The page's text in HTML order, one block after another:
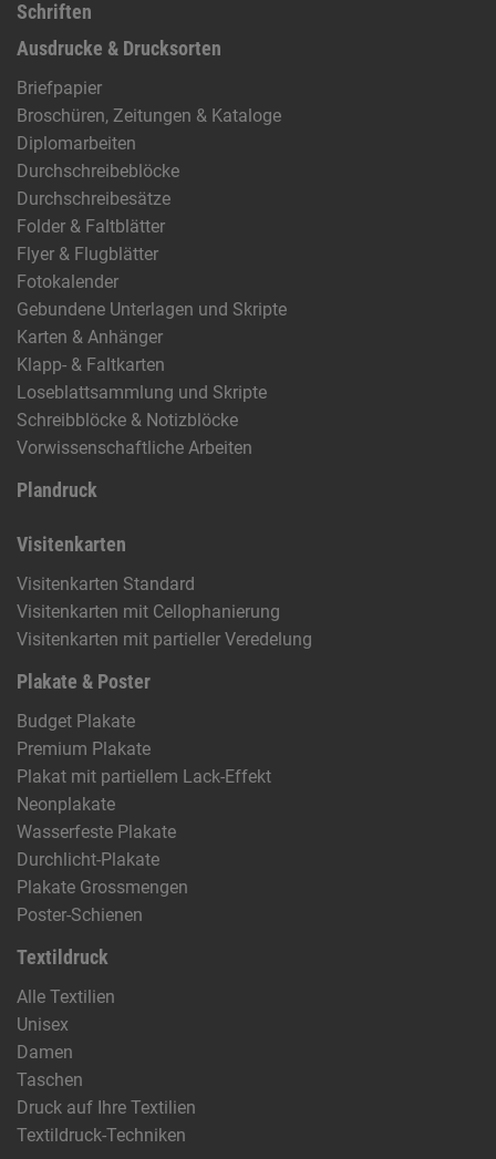
Schriften
Ausdrucke & Drucksorten
Briefpapier
Broschüren, Zeitungen & Kataloge
Diplomarbeiten
Durchschreibeblöcke
Durchschreibesätze
Folder & Faltblätter
Flyer & Flugblätter
Fotokalender
Gebundene Unterlagen und Skripte
Karten & Anhänger
Klapp- & Faltkarten
Loseblattsammlung und Skripte
Schreibblöcke & Notizblöcke
Vorwissenschaftliche Arbeiten
Plandruck
Visitenkarten
Visitenkarten Standard
Visitenkarten mit Cellophanierung
Visitenkarten mit partieller Veredelung
Plakate & Poster
Budget Plakate
Premium Plakate
Plakat mit partiellem Lack-Effekt
Neonplakate
Wasserfeste Plakate
Durchlicht-Plakate
Plakate Grossmengen
Poster-Schienen
Textildruck
Alle Textilien
Unisex
Damen
Taschen
Druck auf Ihre Textilien
Textildruck-Techniken